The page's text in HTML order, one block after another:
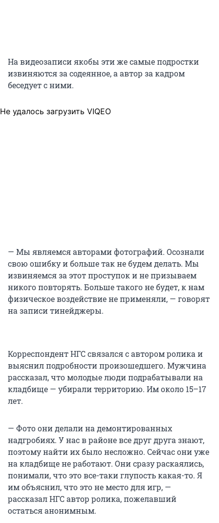
На видеозаписи якобы эти же самые подростки
извиняются за содеянное, а автор за кадром
беседует с ними.
Не удалось загрузить VIQEO
— Мы являемся авторами фотографий. Осознали
свою ошибку и больше так не будем делать. Мы
извиняемся за этот проступок и не призываем
никого повторять. Больше такого не будет, к нам
физическое воздействие не применяли, — говорят
на записи тинейджеры.
Корреспондент НГС связался с автором ролика и
выяснил подробности произошедшего. Мужчина
рассказал, что молодые люди подрабатывали на
кладбище — убирали территорию. Им около 15–17
лет.
— Фото они делали на демонтированных
надгробиях. У нас в районе все друг друга знают,
поэтому найти их было несложно. Сейчас они уже
на кладбище не работают. Они сразу раскаялись,
понимали, что это все-таки глупость какая-то. Я
им объяснил, что это не место для игр, —
рассказал НГС автор ролика, пожелавший
остаться анонимным.